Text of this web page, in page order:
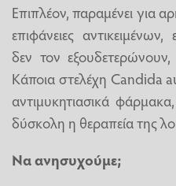
Επιπλέον, παραμένει για
επιφάνειες
δεν τον
Κάποια στελέχη Candida
αντιμυκητιασικά
δύσκολη η θεραπεία της
Να ανησυχούμε;